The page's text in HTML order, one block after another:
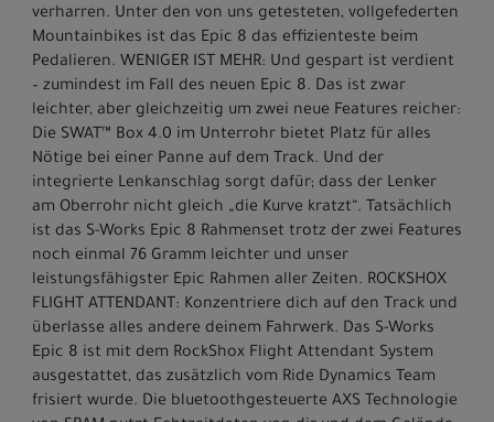
verharren. Unter den von uns getesteten, vollgefederten
Mountainbikes ist das Epic 8 das effizienteste beim
Pedalieren. WENIGER IST MEHR: Und gespart ist verdient
– zumindest im Fall des neuen Epic 8. Das ist zwar
leichter, aber gleichzeitig um zwei neue Features reicher:
Die SWAT™ Box 4.0 im Unterrohr bietet Platz für alles
Nötige bei einer Panne auf dem Track. Und der
integrierte Lenkanschlag sorgt dafür; dass der Lenker
am Oberrohr nicht gleich „die Kurve kratzt“. Tatsächlich
ist das S-Works Epic 8 Rahmenset trotz der zwei Features
noch einmal 76 Gramm leichter und unser
leistungsfähigster Epic Rahmen aller Zeiten. ROCKSHOX
FLIGHT ATTENDANT: Konzentriere dich auf den Track und
überlasse alles andere deinem Fahrwerk. Das S-Works
Epic 8 ist mit dem RockShox Flight Attendant System
ausgestattet, das zusätzlich vom Ride Dynamics Team
frisiert wurde. Die bluetoothgesteuerte AXS Technologie